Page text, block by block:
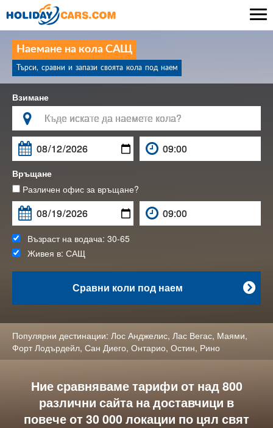
Наемане на кола САЩ
Търси, сравни и запази своята кола под наем
Взимане


Връщане
Различен офис за връщане?
Възраст на водача: 30-65
Живея в: САЩ

Сравни коли под наем
Популярни дестинации: Лос Анджелис, Лас Вегас, Маями,
Форт Лодърдейл, Сан Диего, Онтарио, Остин, Рино
Ние сравняваме тарифи от над 800
различни сайта на доставчици в
повече от 30 000 локации по цял свят